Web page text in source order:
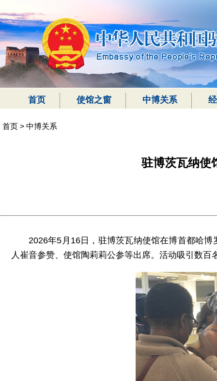
首页 使馆之窗 中博关系
首页 > 中博关系
驻博茨瓦纳使
2026年5月16日，驻博茨瓦纳使馆在博首都哈
人崔音参赞、使馆陶莉莉公参等出席。活动吸引数百